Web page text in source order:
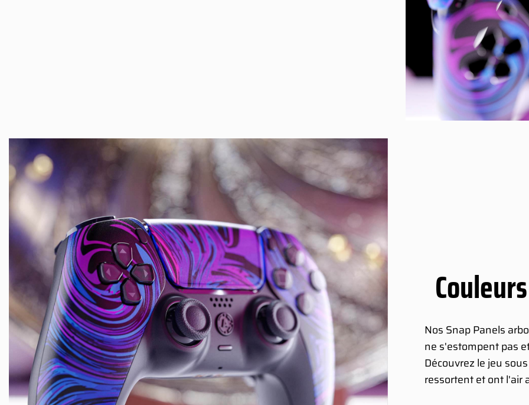
Nos Snap Panels
ne s'estompent pas
Découvrez le jeu
ressortent et ont l'air